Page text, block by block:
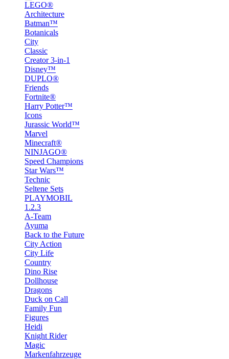
LEGO®
Architecture
Batman™
Botanicals
City
Classic
Creator 3-in-1
Disney™
DUPLO®
Friends
Fortnite®
Harry Potter™
Icons
Jurassic World™
Marvel
Minecraft®
NINJAGO®
Speed Champions
Star Wars™
Technic
Seltene Sets
PLAYMOBIL
1.2.3
A-Team
Ayuma
Back to the Future
City Action
City Life
Country
Dino Rise
Dollhouse
Dragons
Duck on Call
Family Fun
Figures
Heidi
Knight Rider
Magic
Markenfahrzeuge